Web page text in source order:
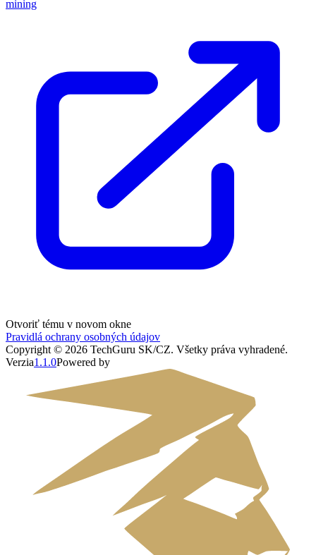
mining
Otvoriť tému v novom okne
Pravidlá ochrany osobných údajov
Copyright © 2026 TechGuru SK/CZ. Všetky práva vyhradené.
Verzia1.1.0Powered by